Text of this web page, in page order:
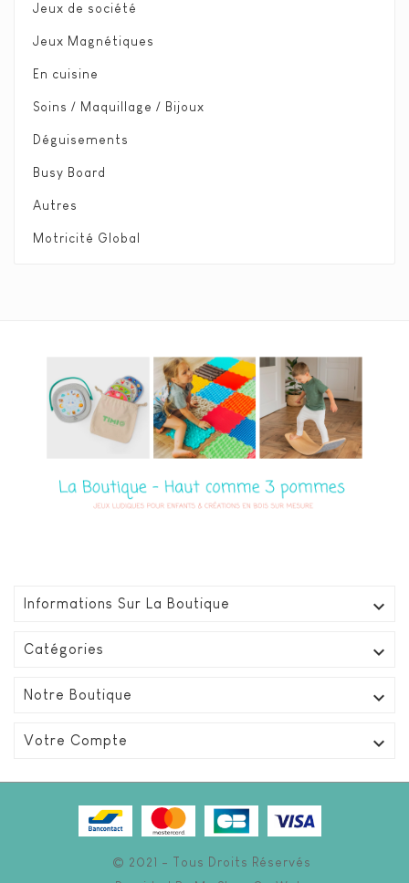
Jeux de société
Jeux Magnétiques
En cuisine
Soins / Maquillage / Bijoux
Déguisements
Busy Board
Autres
Motricité Global
Informations Sur La Boutique 
Catégories 
Notre Boutique 
Votre Compte 
© 2021 - Tous Droits Réservés